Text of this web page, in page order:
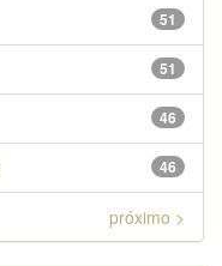
51
51
46
46
próximo >